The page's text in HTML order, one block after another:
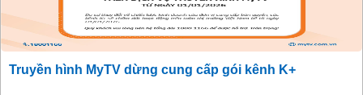
Truyền hình MyTV dừng cung cấp gói kênh K+